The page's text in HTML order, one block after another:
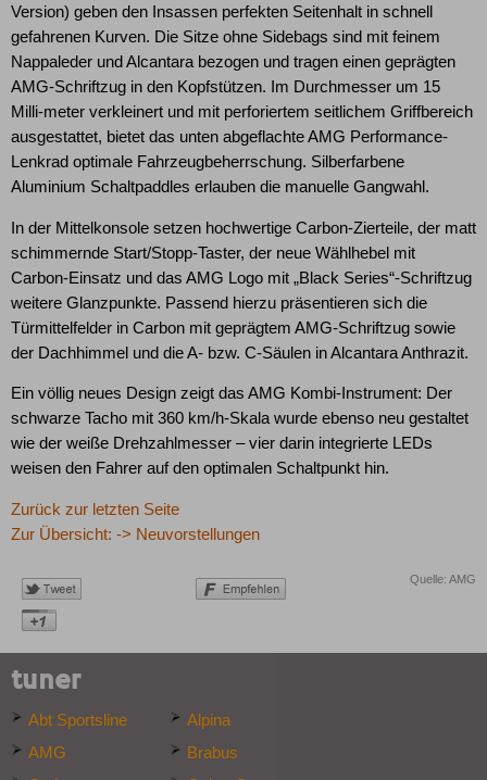
Version) geben den Insassen perfekten Seitenhalt in schnell
gefahrenen Kurven. Die Sitze ohne Sidebags sind mit feinem
Nappaleder und Alcantara bezogen und tragen einen geprägten
AMG-Schriftzug in den Kopfstützen. Im Durchmesser um 15
Milli-meter verkleinert und mit perforiertem seitlichem Griffbereich
ausgestattet, bietet das unten abgeflachte AMG Performance-
Lenkrad optimale Fahrzeugbeherrschung. Silberfarbene
Aluminium Schaltpaddles erlauben die manuelle Gangwahl.
In der Mittelkonsole setzen hochwertige Carbon-Zierteile, der matt
schimmernde Start/Stopp-Taster, der neue Wählhebel mit
Carbon-Einsatz und das AMG Logo mit „Black Series“-Schriftzug
weitere Glanzpunkte. Passend hierzu präsentieren sich die
Türmittelfelder in Carbon mit geprägtem AMG-Schriftzug sowie
der Dachhimmel und die A- bzw. C-Säulen in Alcantara Anthrazit.
Ein völlig neues Design zeigt das AMG Kombi-Instrument: Der
schwarze Tacho mit 360 km/h-Skala wurde ebenso neu gestaltet
wie der weiße Drehzahlmesser – vier darin integrierte LEDs
weisen den Fahrer auf den optimalen Schaltpunkt hin.
Zurück zur letzten Seite
Zur Übersicht: -> Neuvorstellungen
Quelle: AMG
tuner
Abt Sportsline
Alpina
AMG
Brabus